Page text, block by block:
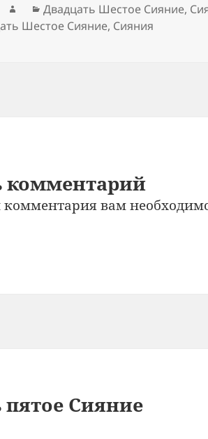
АвторРубрики
Двадцать Шестое Сияние,
Шестое Сияние, Сияния
комментарий
комментария вам
пятое Сияние